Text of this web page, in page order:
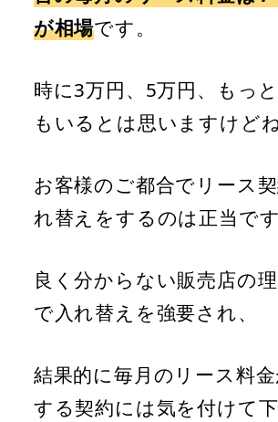
が相場です。
時に3万円、5万円、もっ
もいるとは思いますけどね
お客様のご都合でリース
れ替えをするのは正当です
良く分からない販売店の
で入れ替えを強要され、
結果的に毎月のリース料
する契約には気を付けて下